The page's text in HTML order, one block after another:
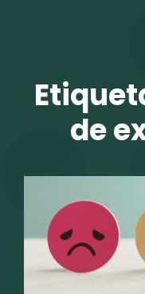
de